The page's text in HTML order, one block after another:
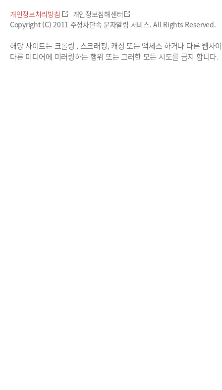
개인정보처리방침
개인정보침해센터
Copyright (C) 2011 주정차단속 문자알림 서비스. All Rights Reserved.
해당 사이트는 크롤링 , 스크래핑, 캐싱 또는 액세스 하거나 다른 웹사
다른 미디어에 미러링하는 행위 또는 그러한 모든 시도를 금지 합니다.